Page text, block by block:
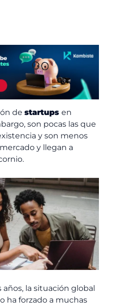
de startups en
son pocas las que
y son menos
y llegan a
la situación global
ha forzado a muchas